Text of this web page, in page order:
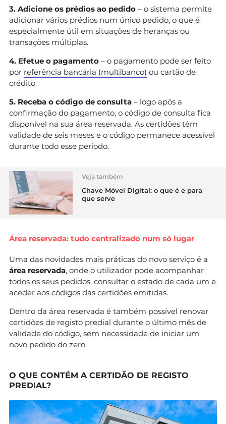
3. Adicione os prédios ao pedido – o sistema permite
adicionar vários prédios num único pedido, o que é
especialmente útil em situações de heranças ou
transações múltiplas.
4. Efetue o pagamento – o pagamento pode ser feito
por referência bancária (multibanco) ou cartão de
crédito.
5. Receba o código de consulta – logo após a
confirmação do pagamento, o código de consulta fica
disponível na sua área reservada. As certidões têm
validade de seis meses e o código permanece acessível
durante todo esse período.
Veja também
Chave Móvel Digital: o que é e para
que serve
Área reservada: tudo centralizado num só lugar
Uma das novidades mais práticas do novo serviço é a
área reservada, onde o utilizador pode acompanhar
todos os seus pedidos, consultar o estado de cada um e
aceder aos códigos das certidões emitidas.
Dentro da área reservada é também possível renovar
certidões de registo predial durante o último mês de
validade do código, sem necessidade de iniciar um
novo pedido do zero.
O QUE CONTÉM A CERTIDÃO DE REGISTO
PREDIAL?